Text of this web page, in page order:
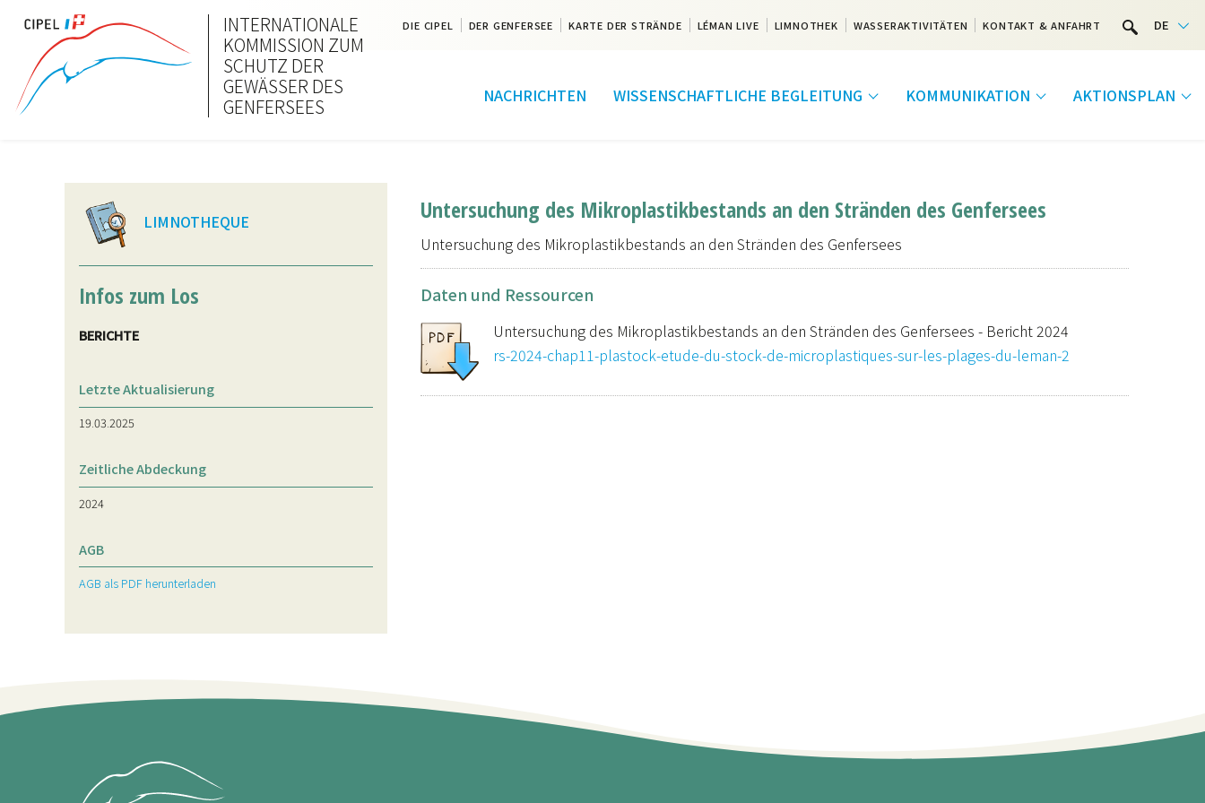
INTERNATIONALE
KOMMISSION ZUM
SCHUTZ DER
GEWÄSSER DES
GENFERSEES
DIE CIPEL DER GENFERSEE KARTE DER STRÄNDE LÉMAN LIVE LIMNOTHEK WASSERAKTIVITÄTEN KONTAKT & ANFAHRT DE
NACHRICHTEN WISSENSCHAFTLICHE BEGLEITUNG KOMMUNIKATION AKTIONSPLAN
LIMNOTHEQUE
Infos zum Los
BERICHTE
Letzte Aktualisierung
19.03.2025
Zeitliche Abdeckung
2024
AGB
AGB als PDF herunterladen
Untersuchung des Mikroplastikbestands an den Stränden des Genfersees
Untersuchung des Mikroplastikbestands an den Stränden des Genfersees
Daten und Ressourcen
Untersuchung des Mikroplastikbestands an den Stränden des Genfersees - Bericht 2024
rs-2024-chap11-plastock-etude-du-stock-de-microplastiques-sur-les-plages-du-leman-2